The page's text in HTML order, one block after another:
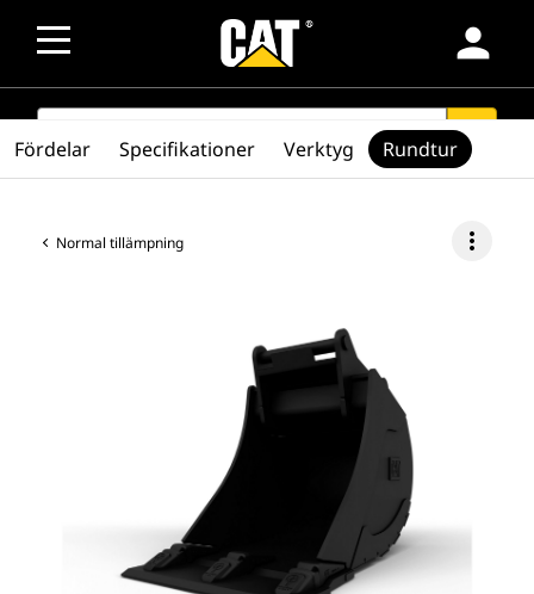
person
SEARCH search
Normal tillämpning more_vert
Fördelar Specifikationer Verktyg Rundtur